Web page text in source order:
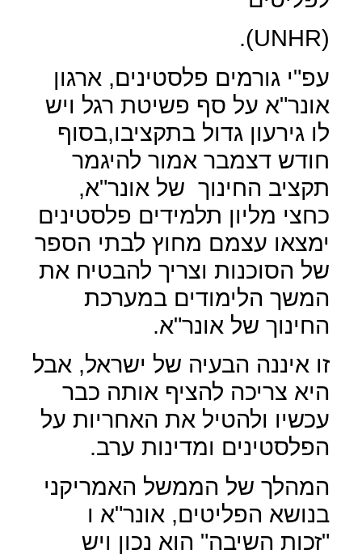
(
UNHR
).
עפ"י גורמים פלסטינים, ארגון
אונר"א על סף פשיטת רגל ויש
לו גירעון גדול בתקציבו,בסוף
חודש דצמבר אמור להיגמר
תקציב החינוך של אונר"א,
כחצי מליון תלמידים פלסטינים
ימצאו עצמם מחוץ לבתי הספר
של הסוכנות וצריך להבטיח את
המשך הלימודים במערכת
החינוך של אונר"א.
זו איננה הבעיה של ישראל, אבל
היא צריכה להציף אותה כבר
עכשיו ולהטיל את האחריות על
הפלסטינים ומדינות ערב.
המהלך של הממשל האמריקני
בנושא הפליטים, אונר"א ו
"זכות השיבה" הוא נכון ויש